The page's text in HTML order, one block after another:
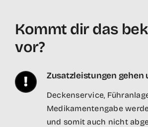
Kommt dir das
vor?
Zusatzleistungen gehen
Deckenservice,
Medikamentengabe
und somit auch nicht